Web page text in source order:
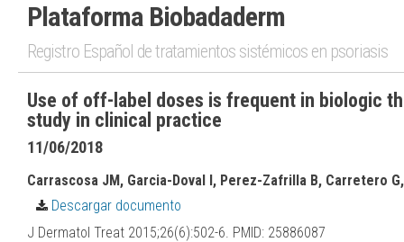
Plataforma Biobadaderm
Registro Español de tratamientos sistémicos en psoriasis
Use of off-label doses is frequent in biologic
study in clinical practice
11/06/2018
Carrascosa JM, Garcia-Doval I, Perez-Zafrilla B, Carretero
Descargar documento
J Dermatol Treat 2015;26(6):502-6. PMID: 25886087